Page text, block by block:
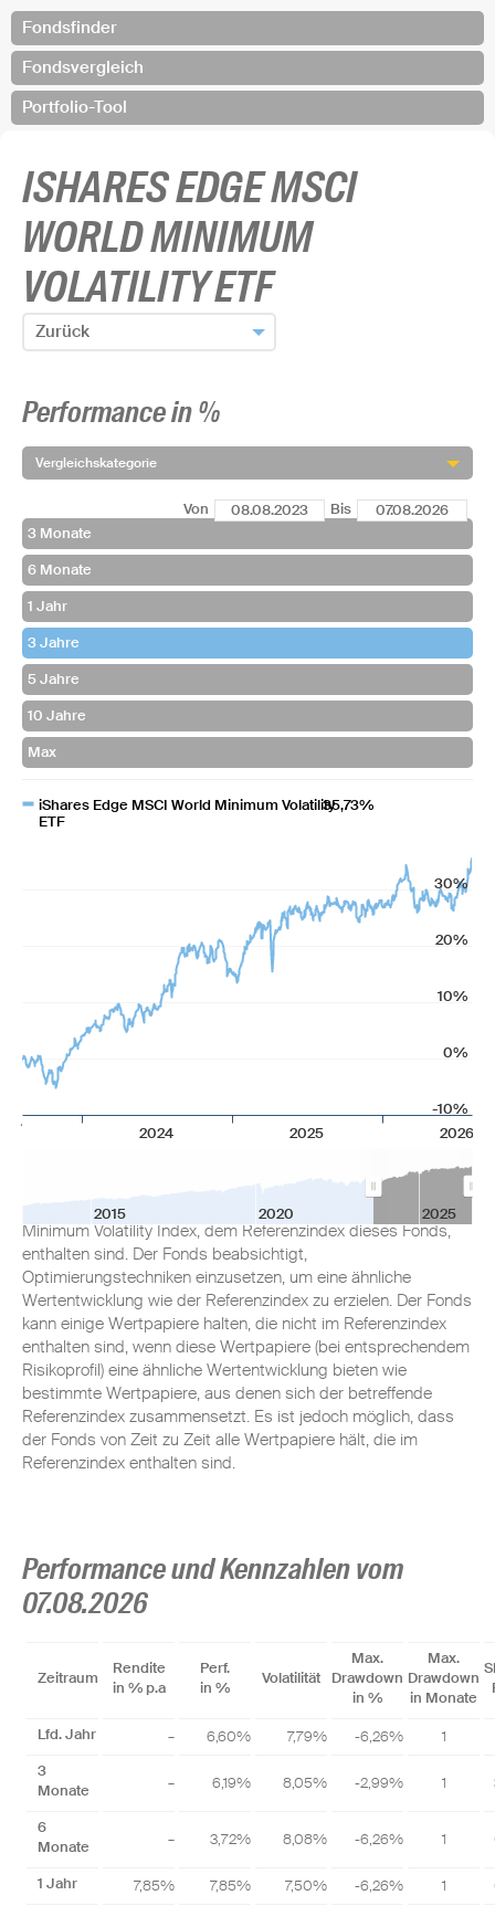
Fondsfinder
Fondsvergleich
Portfolio-Tool
ISHARES EDGE MSCI
WORLD MINIMUM
VOLATILITY ETF
Zurück
Fonds hinzufügen und zurück
Performance in %
Vergleichskategorie
Von Bis
iShares Edge MSCI World Minimum Volatility
ETF
35,73%
2024 2025 2026
-10%
0%
10%
20%
30%
2015 2020 2025
Anlageziel
das sich - soweit möglich und praktikabel - aus den
Wertpapieren zusammensetzt, die in dem MSCI World
Minimum Volatility Index, dem Referenzindex dieses Fonds,
enthalten sind. Der Fonds beabsichtigt,
Optimierungstechniken einzusetzen, um eine ähnliche
Wertentwicklung wie der Referenzindex zu erzielen. Der Fonds
kann einige Wertpapiere halten, die nicht im Referenzindex
enthalten sind, wenn diese Wertpapiere (bei entsprechendem
Risikoprofil) eine ähnliche Wertentwicklung bieten wie
bestimmte Wertpapiere, aus denen sich der betreffende
Referenzindex zusammensetzt. Es ist jedoch möglich, dass
der Fonds von Zeit zu Zeit alle Wertpapiere hält, die im
Referenzindex enthalten sind.
Performance und Kennzahlen vom
07.08.2026
Zeitraum
Rendite
in % p.a
Perf.
in %
Volatilität
Max.
Drawdown
in %
Max.
Drawdown
in Monate
Lfd. Jahr – 6,60% 7,79% -6,26%
1
3
Monate
– 6,19% 8,05% -2,99% 1
6
Monate
– 3,72% 8,08% -6,26% 1
1 Jahr 7,85% 7,85% 7,50% -6,26% 1